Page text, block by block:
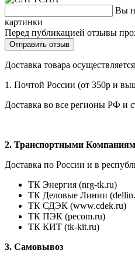
Вы
картинки
Перед публикацией отзывы
Доставка товара
1. Почтой России (от 350р и
Доставка во все регионы РФ и
2. Транспортными
Доставка по России и в
ТК Энергия (nrg-tk.ru)
ТК Деловые Линии
ТК СДЭК (www.cdek.ru)
ТК ПЭК (pecom.ru)
ТК КИТ (tk-kit.ru)
3. Самовывоз